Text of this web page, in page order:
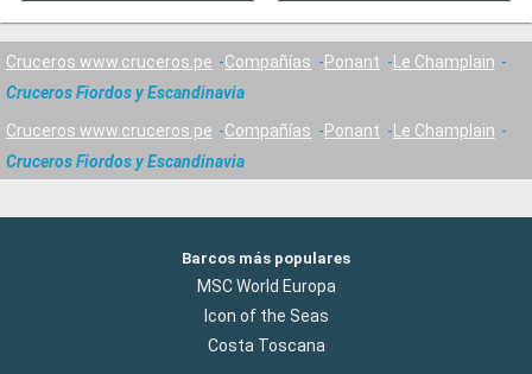
Cruceros www.cruceros.pe Compañías Ponant
Le Champlain
Cruceros Fiordos y Escandinavia
Cruceros www.cruceros.pe Compañías Ponant
Le Champlain
Cruceros Fiordos y Escandinavia
Barcos más populares
MSC World Europa
Icon of the Seas
Costa Toscana